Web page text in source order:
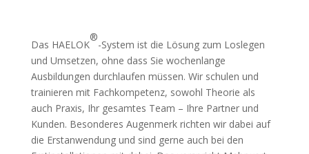
Das HAELOK
®
-System ist die Lösung zum Loslegen
und Umsetzen, ohne dass Sie wochenlange
Ausbildungen durchlaufen müssen. Wir schulen und
trainieren mit Fachkompetenz, sowohl Theorie als
auch Praxis, Ihr gesamtes Team – Ihre Partner und
Kunden. Besonderes Augenmerk richten wir dabei auf
die Erstanwendung und sind gerne auch bei den